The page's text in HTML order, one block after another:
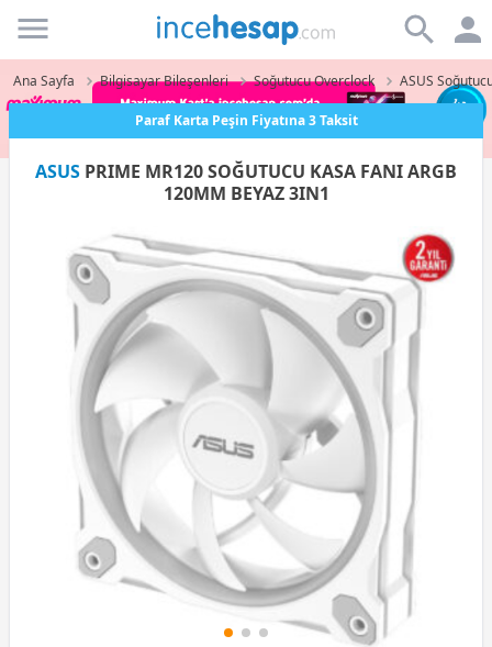
Incehesap
Ana Sayfa Bilgisayar Bileşenleri Soğutucu Overclock ASUS
Paraf Karta Peşin Fiyatına 3 Taksit
ASUS PRIME MR120 SOĞUTUCU KASA FANI ARGB
120MM BEYAZ 3IN1